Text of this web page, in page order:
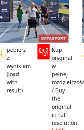
pobierz
z
wynikiem
(load
with
result)
Kup
oryginał
w
pełnej
/ Buy
the
original
in full
resolution